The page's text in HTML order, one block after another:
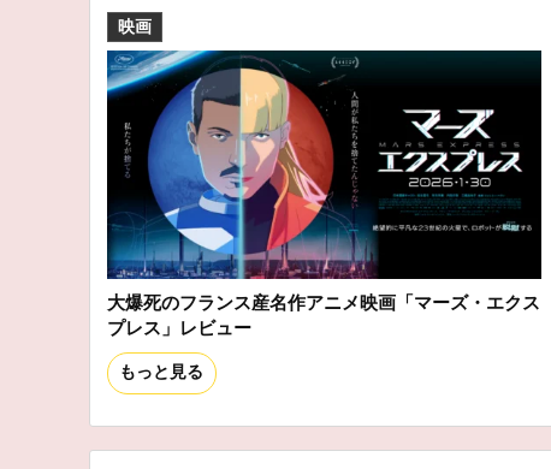
映画
大爆死のフランス産名作アニメ映画「マーズ・エクス
プレス」レビュー
もっと見る